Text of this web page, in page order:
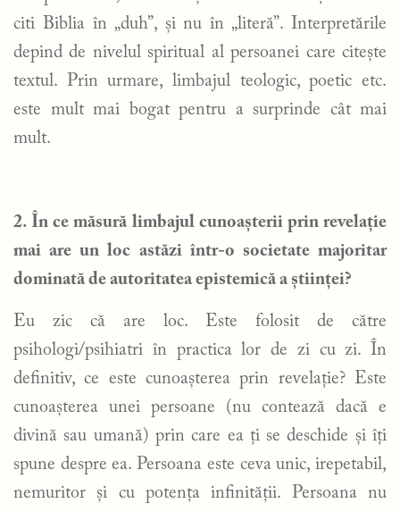
citi Biblia în „duh”, și nu în „literă”. Interpretările
depind de nivelul spiritual al persoanei care citește
textul. Prin urmare, limbajul teologic, poetic etc.
este mult mai bogat pentru a surprinde cât mai
mult.
2. În ce măsură limbajul cunoașterii prin revelație
mai are un loc astăzi într-o societate majoritar
dominată de autoritatea epistemică a științei?
Eu zic că are loc. Este folosit de către
psihologi/psihiatri în practica lor de zi cu zi. În
definitiv, ce este cunoașterea prin revelație? Este
cunoașterea unei persoane (nu contează dacă e
divină sau umană) prin care ea ți se deschide și îți
spune despre ea. Persoana este ceva unic, irepetabil,
nemuritor și cu potența infinității. Persoana nu